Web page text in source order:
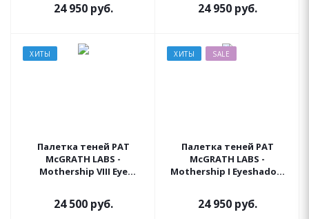
24 950руб. 24 950руб.
ХИТЫ
Палетка теней PAT
McGRATH LABS -
Mothership VIII Eye
24 500руб.
ХИТЫ SALE
Палетка теней PAT
McGRATH LABS -
Mothership I Eyeshadow
24 950руб.